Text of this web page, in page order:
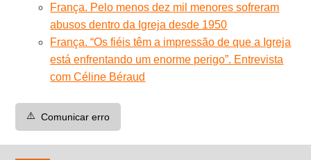
França. Pelo menos dez mil menores sofreram
abusos dentro da Igreja desde 1950
França. “Os fiéis têm a impressão de que a Igreja
está enfrentando um enorme perigo”. Entrevista
com Céline Béraud
⚠️ Comunicar erro